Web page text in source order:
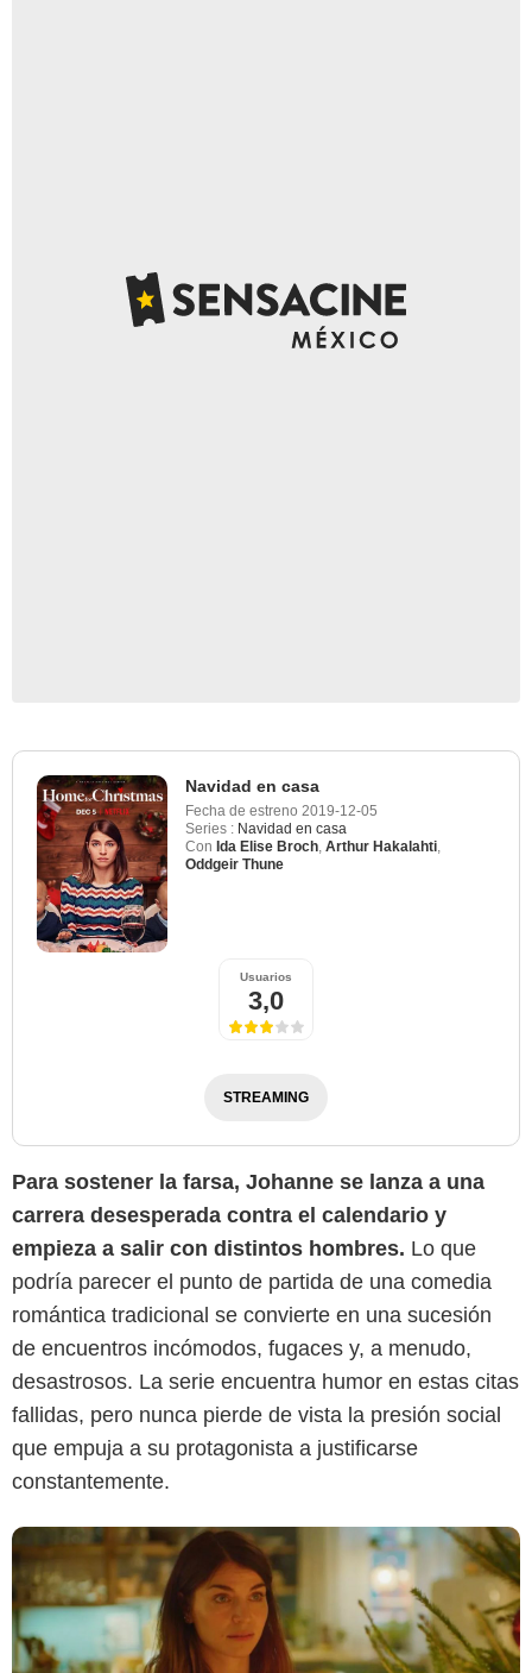
Navidad en casa
Fecha de estreno 2019-12-05
Series : Navidad en casa
Con Ida Elise Broch Arthur Hakalahti
Oddgeir Thune
Usuarios
3,0
STREAMING
Para sostener la farsa, Johanne se lanza a una
carrera desesperada contra el calendario y
empieza a salir con distintos hombres. Lo que
podría parecer el punto de partida de una comedia
romántica tradicional se convierte en una sucesión
de encuentros incómodos, fugaces y, a menudo,
desastrosos. La serie encuentra humor en estas citas
fallidas, pero nunca pierde de vista la presión social
que empuja a su protagonista a justificarse
constantemente.
Netflix